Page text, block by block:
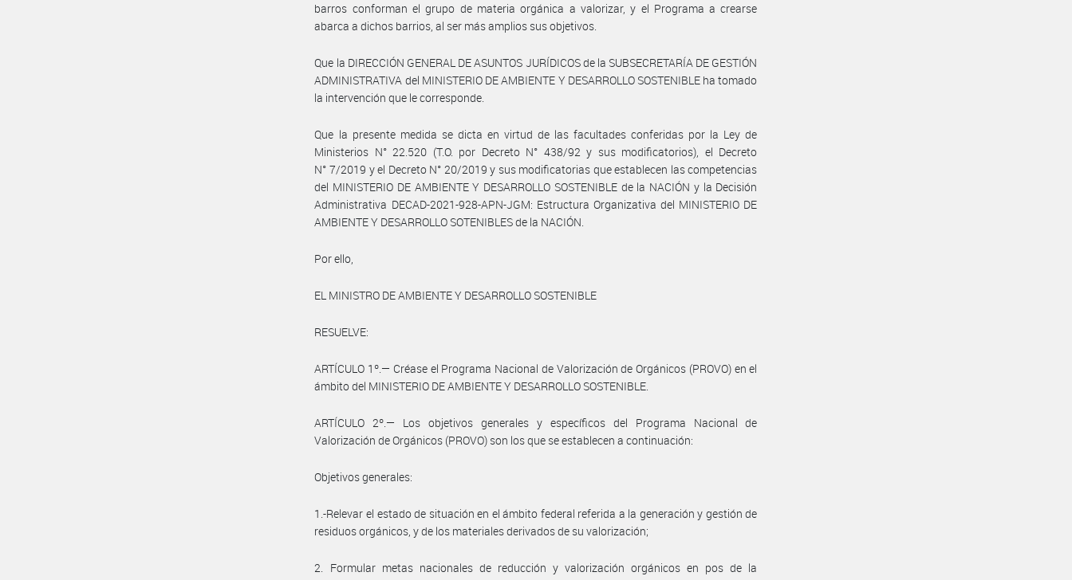
barros conforman el grupo de materia orgánica a valorizar, y el Programa a crearse
abarca a dichos barrios, al ser más amplios sus objetivos.
Que la DIRECCIÓN GENERAL DE ASUNTOS JURÍDICOS de la SUBSECRETARÍA DE GESTIÓN
ADMINISTRATIVA del MINISTERIO DE AMBIENTE Y DESARROLLO SOSTENIBLE ha tomado
la intervención que le corresponde.
Que la presente medida se dicta en virtud de las facultades conferidas por la Ley de
Ministerios N° 22.520 (T.O. por Decreto N° 438/92 y sus modificatorios), el Decreto
N° 7/2019 y el Decreto N° 20/2019 y sus modificatorias que establecen las competencias
del MINISTERIO DE AMBIENTE Y DESARROLLO SOSTENIBLE de la NACIÓN y la Decisión
Administrativa DECAD-2021-928-APN-JGM: Estructura Organizativa del MINISTERIO DE
AMBIENTE Y DESARROLLO SOTENIBLES de la NACIÓN.
Por ello,
EL MINISTRO DE AMBIENTE Y DESARROLLO SOSTENIBLE
RESUELVE:
ARTÍCULO 1º.— Créase el Programa Nacional de Valorización de Orgánicos (PROVO) en el
ámbito del MINISTERIO DE AMBIENTE Y DESARROLLO SOSTENIBLE.
ARTÍCULO 2º.— Los objetivos generales y específicos del Programa Nacional de
Valorización de Orgánicos (PROVO) son los que se establecen a continuación:
Objetivos generales:
1.-Relevar el estado de situación en el ámbito federal referida a la generación y gestión de
residuos orgánicos, y de los materiales derivados de su valorización;
2. Formular metas nacionales de reducción y valorización orgánicos en pos de la